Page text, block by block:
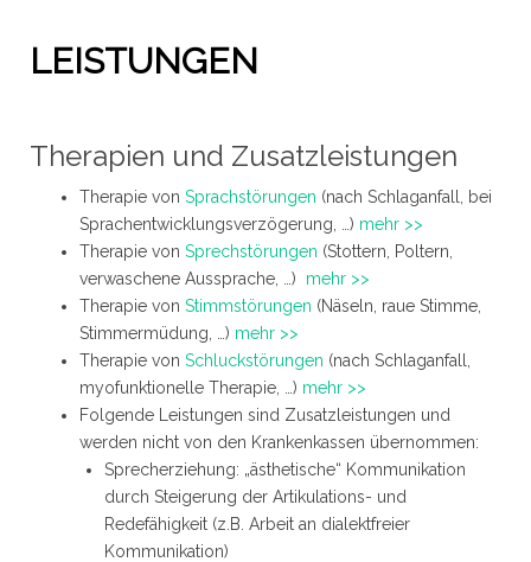
LEISTUNGEN
Therapien und Zusatzleistungen
Therapie von Sprachstörungen (nach Schlaganfall, bei
Sprachentwicklungsverzögerung, …) mehr >>
Therapie von Sprechstörungen (Stottern, Poltern,
verwaschene Aussprache, …) mehr >>
Therapie von Stimmstörungen (Näseln, raue Stimme,
Stimmermüdung, …) mehr >>
Therapie von Schluckstörungen (nach Schlaganfall,
myofunktionelle Therapie, …) mehr >>
Folgende Leistungen sind Zusatzleistungen und
werden nicht von den Krankenkassen übernommen:
Sprecherziehung: „ästhetische“ Kommunikation
durch Steigerung der Artikulations- und
Redefähigkeit (z.B. Arbeit an dialektfreier
Kommunikation)